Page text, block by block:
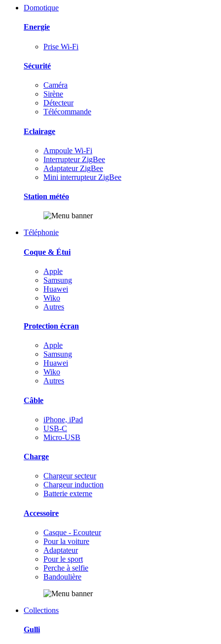
Domotique
Energie
Prise Wi-Fi
Sécurité
Caméra
Sirène
Détecteur
Télécommande
Eclairage
Ampoule Wi-Fi
Interrupteur ZigBee
Adaptateur ZigBee
Mini interrupteur ZigBee
Station météo
Téléphonie
Coque & Étui
Apple
Samsung
Huawei
Wiko
Autres
Protection écran
Apple
Samsung
Huawei
Wiko
Autres
Câble
iPhone, iPad
USB-C
Micro-USB
Charge
Chargeur secteur
Chargeur induction
Batterie externe
Accessoire
Casque - Ecouteur
Pour la voiture
Adaptateur
Pour le sport
Perche à selfie
Bandoulière
Collections
Gulli